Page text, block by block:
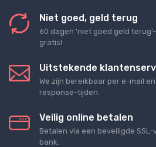
Niet goed, geld terug
60 dagen 'niet goed geld
gratis!
Uitstekende
We zijn bereikbaar per e-mail
response-tijden.
Veilig online betalen
Betalen via een beveiligde
bank.